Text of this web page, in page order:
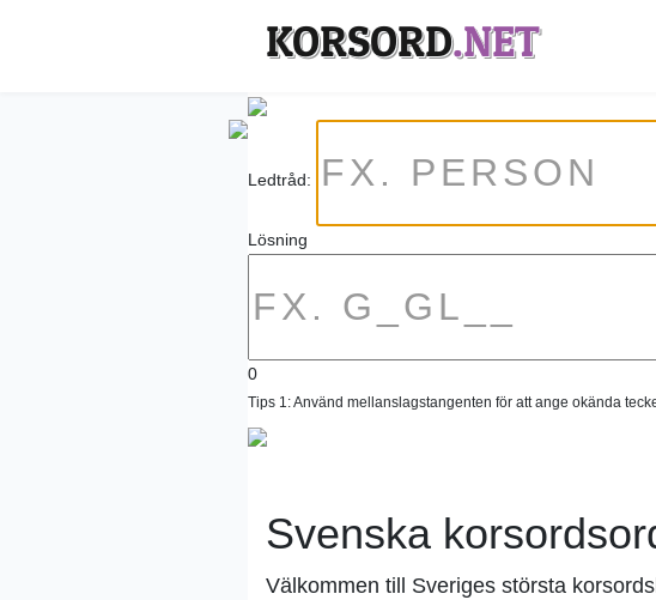
KORSORD.NET
Ledtråd:
Lösning
0
Tips 1: Använd mellanslagstangenten för att ange okända
Svenska
Välkommen till Sveriges största